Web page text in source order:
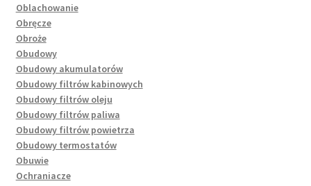
Oblachowanie
Obręcze
Obroże
Obudowy
Obudowy akumulatorów
Obudowy filtrów kabinowych
Obudowy filtrów oleju
Obudowy filtrów paliwa
Obudowy filtrów powietrza
Obudowy termostatów
Obuwie
Ochraniacze